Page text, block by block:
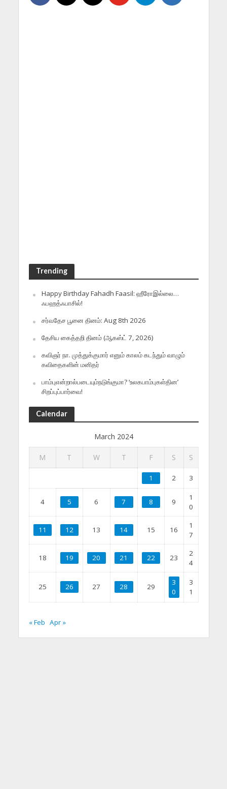
Trending
Happy Birthday Fahadh Faasil: ஹீரோஇல்லை…
ஃபஹத்ஃபாசில்!
சர்வதேச பூனை தினம்: Aug 8th 2026
தேசிய கைத்தறி தினம் (ஆகஸ்ட் 7, 2026)
கவிஞர் நா. முத்துக்குமார் எனும் காலம் கடந்தும் வாழும்
கவிதைகளின் மனிதர்
பாம்புஎன்றால்படையும்நடுங்குமா? ‘உலகபாம்புகள்தின’
சிறப்புப்பார்வை!
Calendar
March 2024
M T W T F S S
1 2 3
4 5 6 7 8 9
1
0
11 12 13 14 15 16
1
7
18 19 20 21 22 23
2
4
25 26 27 28 29
3
0
3
1
« Feb Apr »